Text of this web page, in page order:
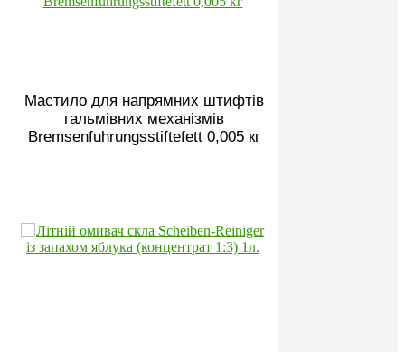
Мастило для напрямних штифтів
гальмівних механізмів
Bremsenfuhrungsstiftefett 0,005 кг